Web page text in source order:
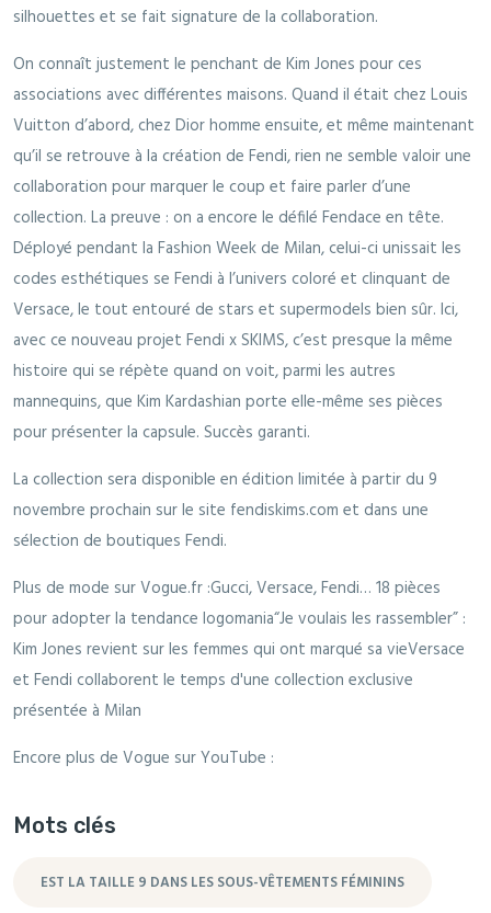
silhouettes et se fait signature de la collaboration.
On connaît justement le penchant de Kim Jones pour ces
associations avec différentes maisons. Quand il était chez Louis
Vuitton d’abord, chez Dior homme ensuite, et même maintenant
qu’il se retrouve à la création de Fendi, rien ne semble valoir une
collaboration pour marquer le coup et faire parler d’une
collection. La preuve : on a encore le défilé Fendace en tête.
Déployé pendant la Fashion Week de Milan, celui-ci unissait les
codes esthétiques se Fendi à l’univers coloré et clinquant de
Versace, le tout entouré de stars et supermodels bien sûr. Ici,
avec ce nouveau projet Fendi x SKIMS, c’est presque la même
histoire qui se répète quand on voit, parmi les autres
mannequins, que Kim Kardashian porte elle-même ses pièces
pour présenter la capsule. Succès garanti.
La collection sera disponible en édition limitée à partir du 9
novembre prochain sur le site fendiskims.com et dans une
sélection de boutiques Fendi.
Plus de mode sur Vogue.fr :Gucci, Versace, Fendi… 18 pièces
pour adopter la tendance logomania“Je voulais les rassembler” :
Kim Jones revient sur les femmes qui ont marqué sa vieVersace
et Fendi collaborent le temps d'une collection exclusive
présentée à Milan
Encore plus de Vogue sur YouTube :
Mots clés
EST LA TAILLE 9 DANS LES SOUS-VÊTEMENTS FÉMININS